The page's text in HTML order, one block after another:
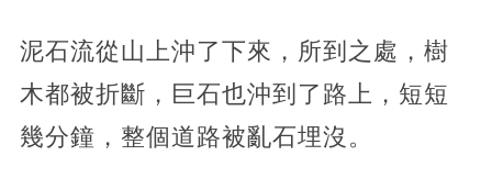
泥石流從山上沖了下來，所到之處，樹
木都被折斷，巨石也沖到了路上，短短
幾分鐘，整個道路被亂石埋沒。